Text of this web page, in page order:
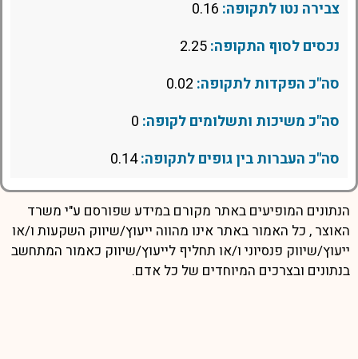
צבירה נטו לתקופה:
נכסים לסוף התקופה:
סה"כ הפקדות לתקופה:
סה"כ משיכות ותשלומים לקופה:
סה"כ העברות בין גופים לתקופה:0.14
הנתונים המופיעים באתר מקורם במידע שפורסם ע"י משרד
האוצר , כל האמור באתר אינו מהווה ייעוץ/שיווק השקעות ו/או
ייעוץ/שיווק פנסיוני ו/או תחליף לייעוץ/שיווק כאמור המתחשב
בנתונים ובצרכים המיוחדים של כל אדם.